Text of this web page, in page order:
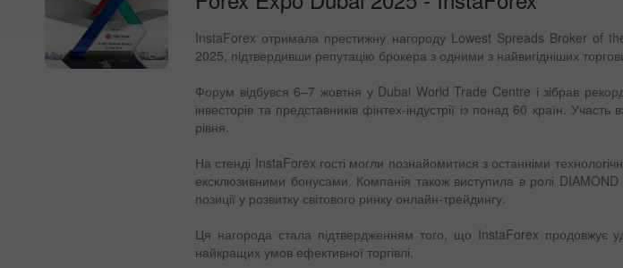
InstaForex отримала престижну нагороду Lowest Spreads Broker of
2025, підтвердивши репутацію брокера з одними з найвигідніших
Форум відбувся 6–7 жовтня у Dubai World Trade Centre і зібрав
інвесторів та представників фінтех-індустрії із понад 60 країн.
рівня.
На стенді InstaForex гості могли познайомитися з останніми
ексклюзивними бонусами. Компанія також виступила в ролі
позиції у розвитку світового ринку онлайн-трейдингу.
Ця нагорода стала підтвердженням того, що InstaForex продовжує
найкращих умов ефективної торгівлі.